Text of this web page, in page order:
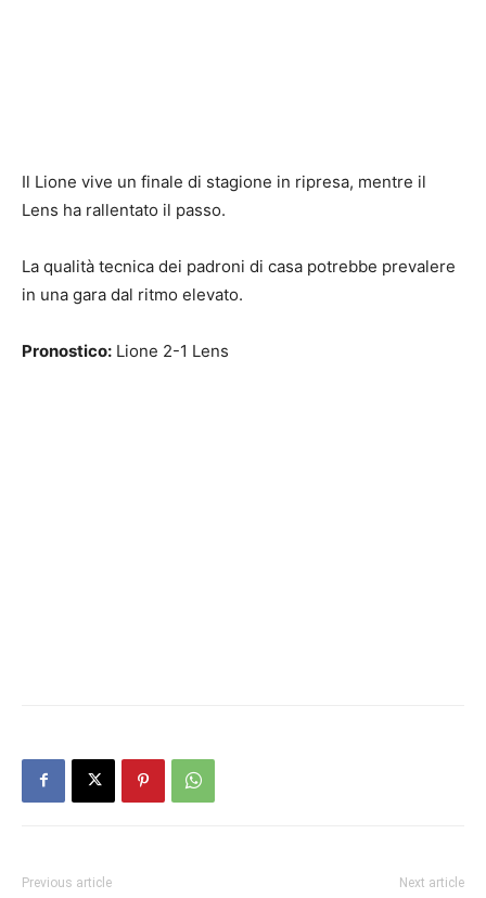
Il Lione vive un finale di stagione in ripresa, mentre il
Lens ha rallentato il passo.
La qualità tecnica dei padroni di casa potrebbe prevalere
in una gara dal ritmo elevato.
Pronostico: Lione 2-1 Lens
Previous article Next article